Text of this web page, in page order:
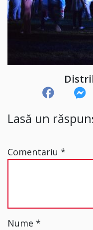
Lasă un
Comentariu *
Nume *